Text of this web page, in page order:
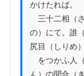
かけたれば。
三十二相（
の）にて。誰
尻目（しりめ）
をつかふ人
ん）の聞合（